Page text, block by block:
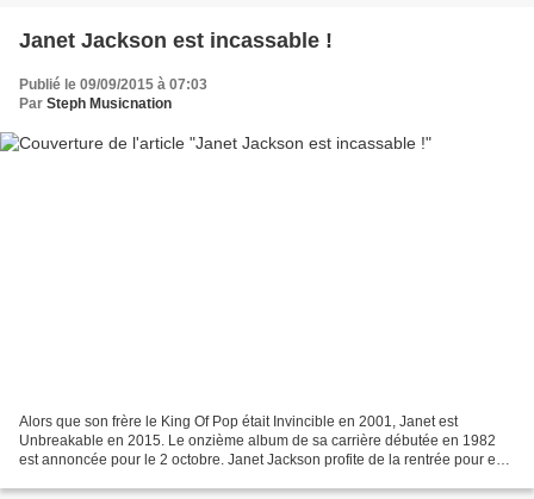
Janet Jackson est incassable !
Publié le 09/09/2015 à 07:03
Par Steph Musicnation
Alors que son frère le King Of Pop était Invincible en 2001, Janet est
Unbreakable en 2015. Le onzième album de sa carrière débutée en 1982
est annoncée pour le 2 octobre. Janet Jackson profite de la rentrée pour en